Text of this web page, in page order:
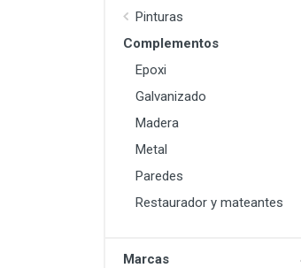
Pinturas
Complementos
Epoxi
Galvanizado
Madera
Metal
Paredes
Restaurador y mateantes
Marcas